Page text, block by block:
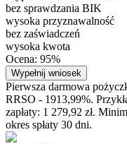
bez sprawdzania BIK
wysoka przyznawalność
bez zaświadczeń
wysoka kwota
Ocena: 95%
Wypełnij wniosek
Pierwsza darmowa
RRSO - 1913,99%.
zapłaty: 1 279,92 zł.
okres spłaty 30 dni.